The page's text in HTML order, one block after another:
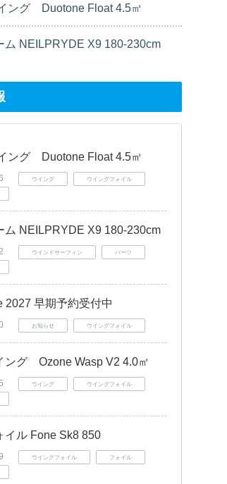
ング Duotone Float 4.5㎡
ム NEILPRYDE X9 180-230cm
ング Duotone Float 4.5㎡
ウイング ウイングフォイル
ム NEILPRYDE X9 180-230cm
ウインドサーフィン パーツ
2027 早期予約受付中
お知らせ ウイングフォイル
ング Ozone Wasp V2 4.0㎡
ウイング ウイングフォイル
イル Fone Sk8 850
ウイングフォイル フォイル